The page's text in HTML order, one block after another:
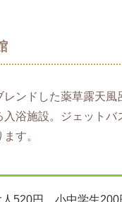
レンドした薬草露天風
浴施設。ジェットバ
す。
人520円、小中学生